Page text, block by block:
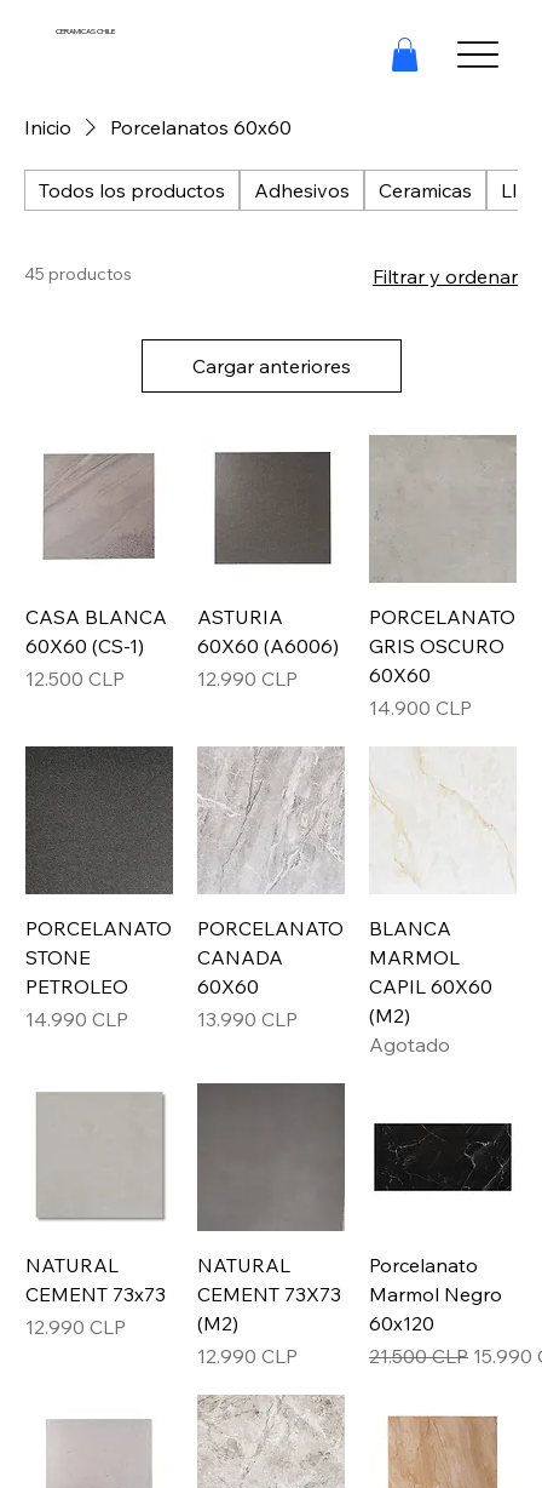
CERAMICAS CHILE
Inicio Porcelanatos 60x60
Todos los productos Adhesivos Ceramicas
45 productos Filtrar y ordenar
Cargar anteriores
CASA BLANCA
60X60 (CS-1)
Precio
12.500 CLP
ASTURIA
60X60 (A6006)
Precio
12.990 CLP
PORCELANATO
GRIS OSCURO
60X60
Precio
14.900 CLP
PORCELANATO
STONE
PETROLEO
Precio
14.990 CLP
PORCELANATO
CANADA
60X60
Precio
13.990 CLP
BLANCA
MARMOL
CAPIL 60X60
(M2)
Agotado
NATURAL
CEMENT 73x73
Precio
12.990 CLP
NATURAL
CEMENT 73X73
(M2)
Precio
12.990 CLP
Porcelanato
Marmol Negro
60x120
Precio
21.500 CLP Precio
15.990